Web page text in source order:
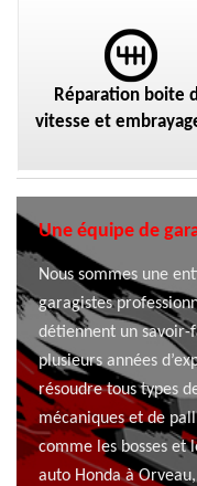
Réparation boite
vitesse et
Une équipe de
Nous sommes une
garagistes
détiennent un savoir-
plusieurs années
résoudre tous types
mécaniques et de
comme les bosses et
auto Honda à